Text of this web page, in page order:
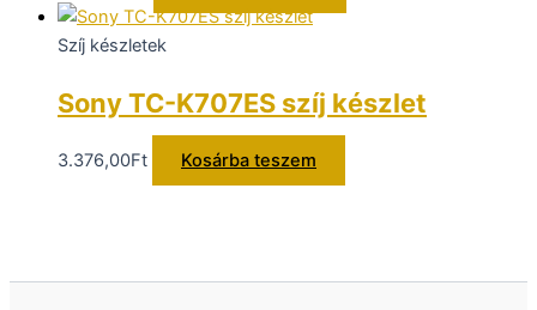
Szíj készletek
Sony TC-K707ES szíj készlet
3.376,00Ft Kosárba teszem